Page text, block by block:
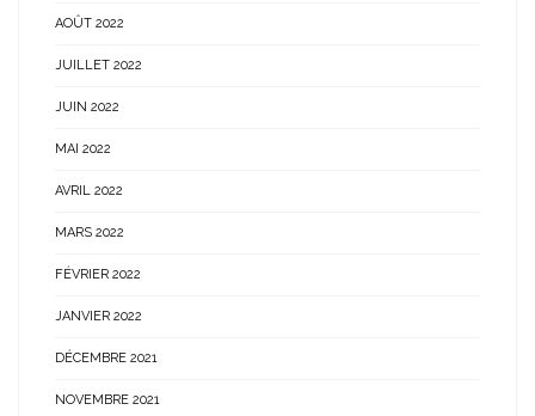
AOÛT 2022
JUILLET 2022
JUIN 2022
MAI 2022
AVRIL 2022
MARS 2022
FÉVRIER 2022
JANVIER 2022
DÉCEMBRE 2021
NOVEMBRE 2021